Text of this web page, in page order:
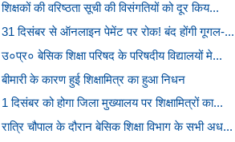
शिक्षकों की वरिष्ठता सूची की विसंगतियों को दूर किय...
31 दिसंबर से ऑनलाइन पेमेंट पर रोक! बंद होंगी गूगल-...
उ०प्र० बेसिक शिक्षा परिषद के परिषदीय विद्यालयों मे...
बीमारी के कारण हुई शिक्षामित्र का हुआ निधन
1 दिसंबर को होगा जिला मुख्यालय पर शिक्षामित्रों का...
रात्रि चौपाल के दौरान बेसिक शिक्षा विभाग के सभी अध...